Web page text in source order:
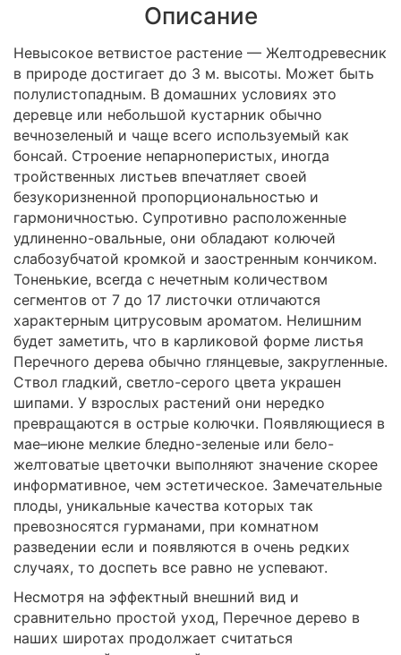
Описание
Невысокое ветвистое растение — Желтодревесник
в природе достигает до 3 м. высоты. Может быть
полулистопадным. В домашних условиях это
деревце или небольшой кустарник обычно
вечнозеленый и чаще всего используемый как
бонсай. Строение непарноперистых, иногда
тройственных листьев впечатляет своей
безукоризненной пропорциональностью и
гармоничностью. Супротивно расположенные
удлиненно-овальные, они обладают колючей
слабозубчатой кромкой и заостренным кончиком.
Тоненькие, всегда с нечетным количеством
сегментов от 7 до 17 листочки отличаются
характерным цитрусовым ароматом. Нелишним
будет заметить, что в карликовой форме листья
Перечного дерева обычно глянцевые, закругленные.
Ствол гладкий, светло-серого цвета украшен
шипами. У взрослых растений они нередко
превращаются в острые колючки. Появляющиеся в
мае–июне мелкие бледно-зеленые или бело-
желтоватые цветочки выполняют значение скорее
информативное, чем эстетическое. Замечательные
плоды, уникальные качества которых так
превозносятся гурманами, при комнатном
разведении если и появляются в очень редких
случаях, то доспеть все равно не успевают.
Несмотря на эффектный внешний вид и
сравнительно простой уход, Перечное дерево в
наших широтах продолжает считаться